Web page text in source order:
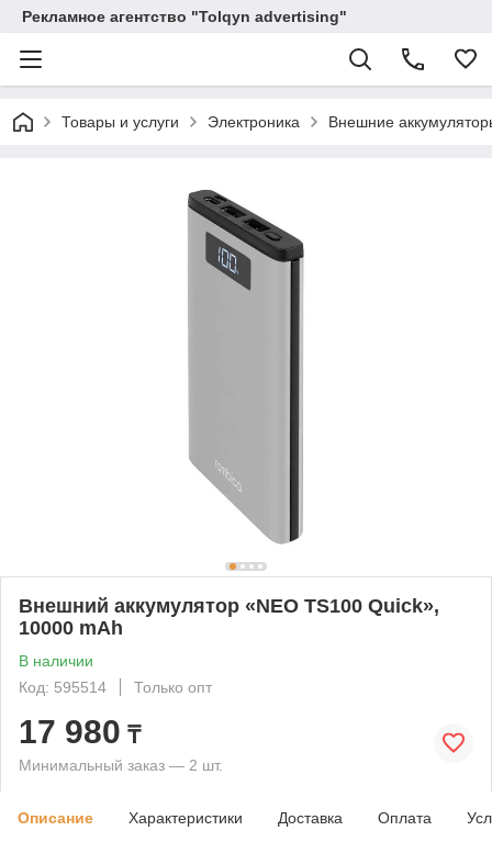
Рекламное агентство "Tolqyn advertising"
Товары и услуги Электроника Внешние
Внешний аккумулятор «NEO TS100 Quick»,
10000 mAh
В наличии
Код: 595514
Только опт
17 980 ₸
Минимальный заказ — 2 шт.
Описание Характеристики Доставка Оплата